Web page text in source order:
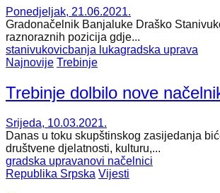
Ponedjeljak, 21.06.2021.
Gradonačelnik Banjaluke Draško
raznoraznih pozicija gdje...
stanivukovicbanja lukagradska uprava
Najnovije Trebinje
Trebinje dolbilo nove
Srijeda, 10.03.2021.
Danas u toku skupštinskog zasijedanja
društvene djelatnosti, kulturu,...
gradska upravanovi načelnici
Republika Srpska Vijesti